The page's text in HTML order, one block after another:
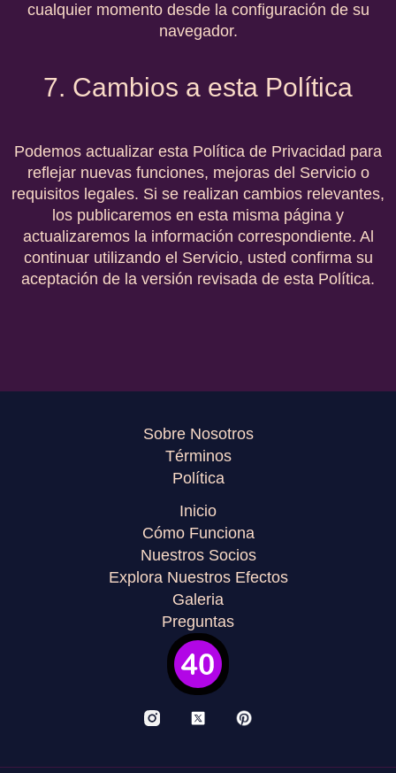
cualquier momento desde la configuración de su
navegador.
7. Cambios a esta Política
Podemos actualizar esta Política de Privacidad para
reflejar nuevas funciones, mejoras del Servicio o
requisitos legales. Si se realizan cambios relevantes,
los publicaremos en esta misma página y
actualizaremos la información correspondiente. Al
continuar utilizando el Servicio, usted confirma su
aceptación de la versión revisada de esta Política.
Sobre Nosotros
Términos
Política
Inicio
Cómo Funciona
Nuestros Socios
Explora Nuestros Efectos
Galeria
Preguntas